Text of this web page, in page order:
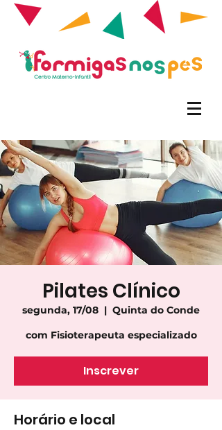
Pilates Clínico
segunda, 17/08
  |
Quinta do Conde
com Fisioterapeuta especializado
Inscrever
Horário e local